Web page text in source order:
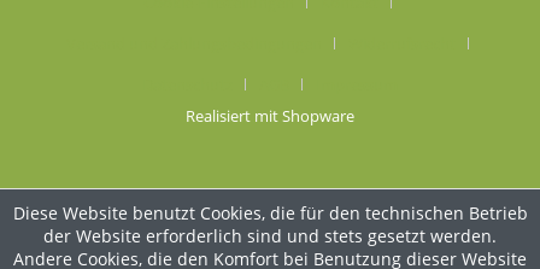
Realisiert mit Shopware
Diese Website benutzt Cookies, die für den technischen Betrieb
der Website erforderlich sind und stets gesetzt werden.
Andere Cookies, die den Komfort bei Benutzung dieser Website